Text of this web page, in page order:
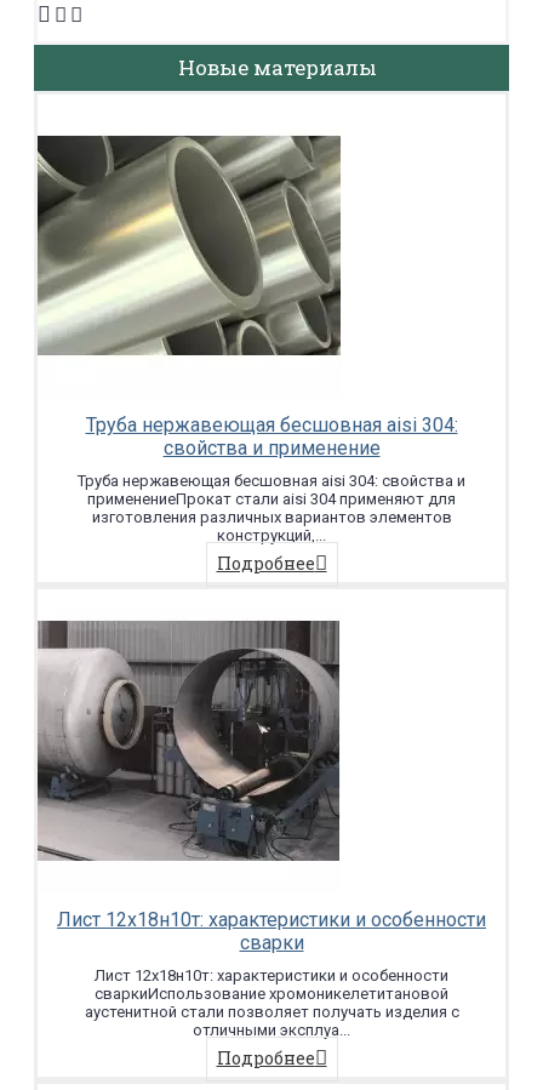
Новые материалы
Труба нержавеющая бесшовная aisi 304:
свойства и применение
Труба нержавеющая бесшовная aisi 304: свойства и
применениеПрокат стали aisi 304 применяют для
изготовления различных вариантов элементов
конструкций,...
Подробнее
Лист 12х18н10т: характеристики и особенности
сварки
Лист 12х18н10т: характеристики и особенности
сваркиИспользование хромоникелетитановой
аустенитной стали позволяет получать изделия с
отличными эксплуа...
Подробнее